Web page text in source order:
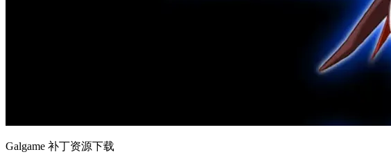
Galgame 补丁资源下载